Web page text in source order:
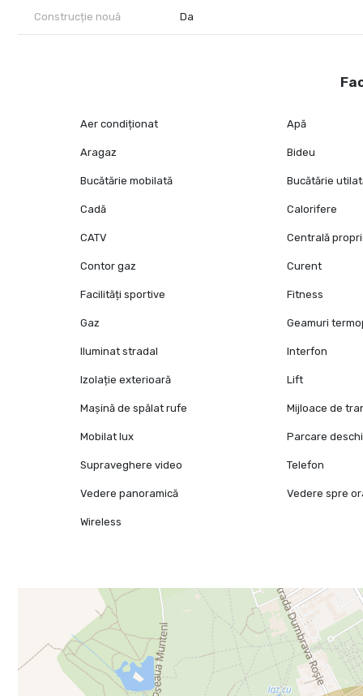
Construcție nouă Da
Aer condiționat Apă
Aragaz Bideu
Bucătărie mobilată Bucătărie
Cadă Calorifere
CATV Centrală
Contor gaz Curent
Facilități sportive Fitness
Gaz Geamuri
Iluminat stradal Interfon
Izolație exterioară Lift
Mașină de spălat rufe Mijloace de
Mobilat lux Parcare
Supraveghere video Telefon
Vedere panoramică Vedere spre
Wireless